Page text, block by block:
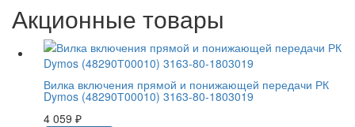
Акционные товары
Вилка включения прямой и понижающей передачи РК
Dymos (48290Т00010) 3163-80-1803019
4 059 ₽